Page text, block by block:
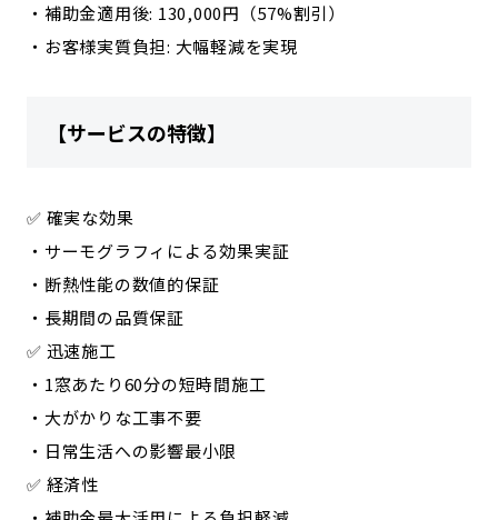
・補助金適用後: 130,000円（57%割引）
・お客様実質負担: 大幅軽減を実現
【サービスの特徴】
✅ 確実な効果
・サーモグラフィによる効果実証
・断熱性能の数値的保証
・長期間の品質保証
✅ 迅速施工
・1窓あたり60分の短時間施工
・大がかりな工事不要
・日常生活への影響最小限
✅ 経済性